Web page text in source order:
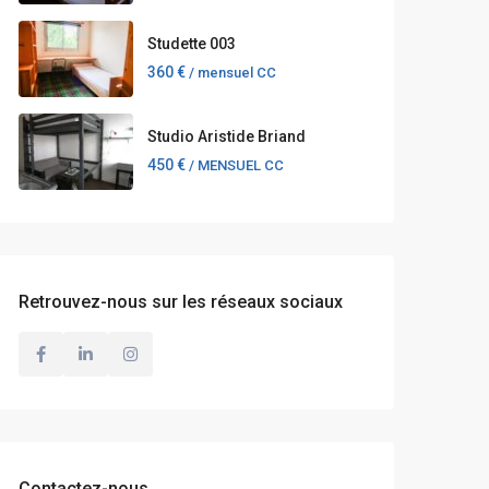
Studette 003
360 € / mensuel CC
Studio Aristide Briand
450 € / MENSUEL CC
Retrouvez-nous sur les réseaux sociaux